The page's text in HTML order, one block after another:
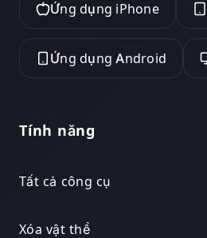
Ứng dụng iPhone
Ứng dụng Android
Tính năng
Tất cả công cụ
Xóa vật thể